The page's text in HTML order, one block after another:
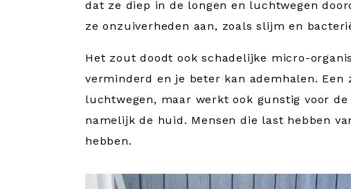
dat ze diep in de longen en luchtwegen
ze onzuiverheden aan, zoals slijm en
Het zout doodt ook schadelijke micro-
verminderd en je beter kan ademhalen.
luchtwegen, maar werkt ook gunstig voor
namelijk de huid. Mensen die last hebben
hebben.